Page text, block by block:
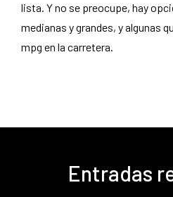
lista. Y no se preocupe, hay
medianas y grandes, y algunas
mpg en la carretera.
Entradas